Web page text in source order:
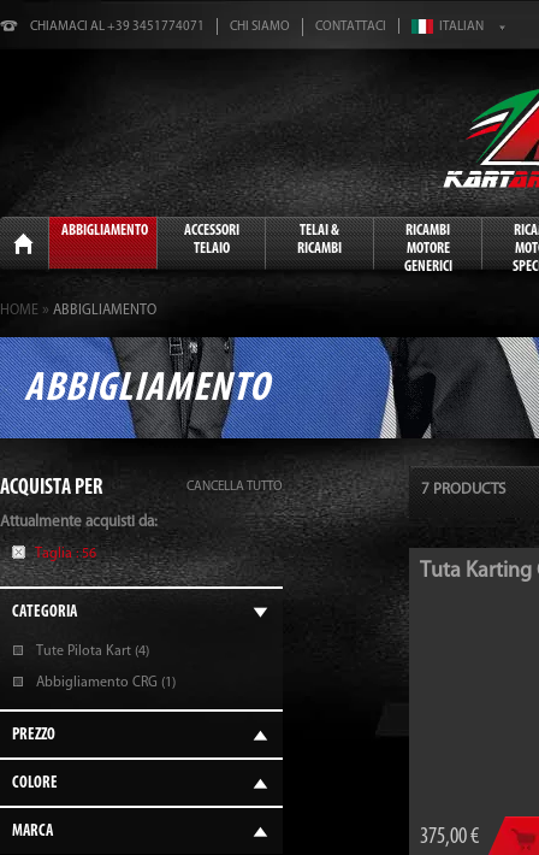
CHIAMACI AL +39 3451774071 CHI SIAMO CONTATTACI
Home
ABBIGLIAMENTO
ACCESSORI
TELAIO
TELAI &
RICAMBI
RICAMBI
MOTORE
GENERICI
HOME » ABBIGLIAMENTO
ABBIGLIAMENTO
7 PRODUCTS
Tuta Karting
375,00 €
ACQUISTA PER CANCELLA TUTTO
Attualmente acquisti da:
Taglia : 56
CATEGORIA
Tute Pilota Kart (4)
Abbigliamento CRG (1)
PREZZO
COLORE
MARCA